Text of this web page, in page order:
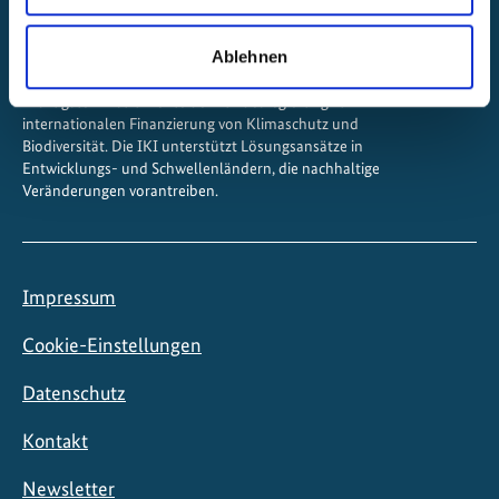
Ablehnen
wichtigsten Instrumente der Bundesregierung zur
internationalen Finanzierung von Klimaschutz und
Biodiversität. Die IKI unterstützt Lösungsansätze in
Entwicklungs- und Schwellenländern, die nachhaltige
Veränderungen vorantreiben.
Impressum
Cookie-Einstellungen
Datenschutz
Kontakt
Newsletter